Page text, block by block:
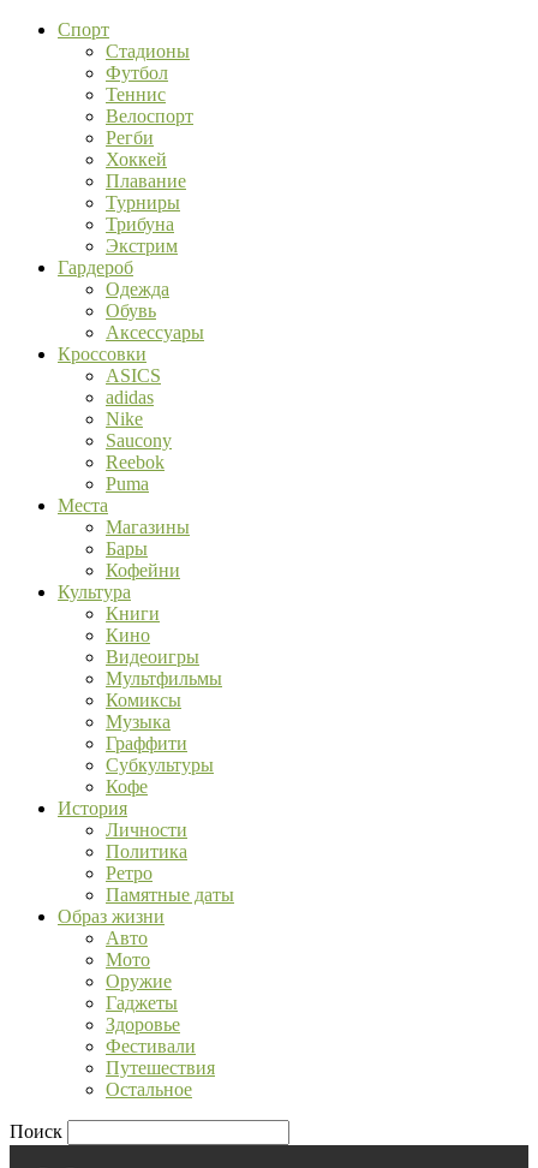
Спорт
Стадионы
Футбол
Теннис
Велоспорт
Регби
Хоккей
Плавание
Турниры
Трибуна
Экстрим
Гардероб
Одежда
Обувь
Аксессуары
Кроссовки
ASICS
adidas
Nike
Saucony
Reebok
Puma
Места
Магазины
Бары
Кофейни
Культура
Книги
Кино
Видеоигры
Мультфильмы
Комиксы
Музыка
Граффити
Субкультуры
Кофе
История
Личности
Политика
Ретро
Памятные даты
Образ жизни
Авто
Мото
Оружие
Гаджеты
Здоровье
Фестивали
Путешествия
Остальное
Поиск